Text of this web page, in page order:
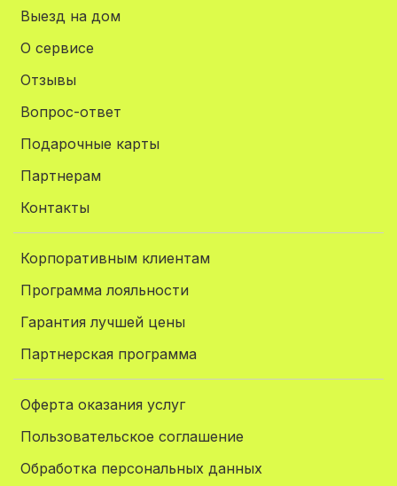
Выезд на дом
О сервисе
Отзывы
Вопрос-ответ
Подарочные карты
Партнерам
Контакты
Корпоративным клиентам
Программа лояльности
Гарантия лучшей цены
Партнерская программа
Оферта оказания услуг
Пользовательское соглашение
Обработка персональных данных